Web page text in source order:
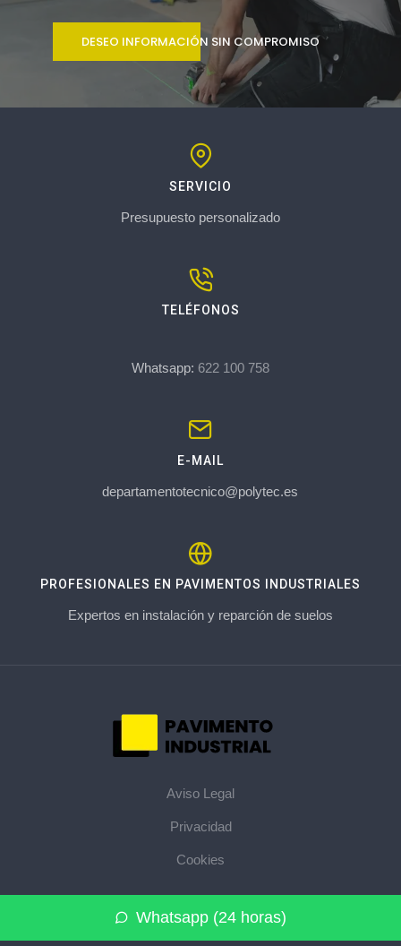
Whatsapp (24 horas)
DESEO INFORMACIÓN SIN COMPROMISO
SERVICIO
Presupuesto personalizado
TELÉFONOS
Whatsapp: 622 100 758
E-MAIL
departamentotecnico@polytec.es
PROFESIONALES EN PAVIMENTOS INDUSTRIALES
Expertos en instalación y reparción de suelos
Aviso Legal
Privacidad
Cookies
© 2026 pavimentoindustrial.pro · La web de pavimentos
industriales de su provincia · Mapa del sitio